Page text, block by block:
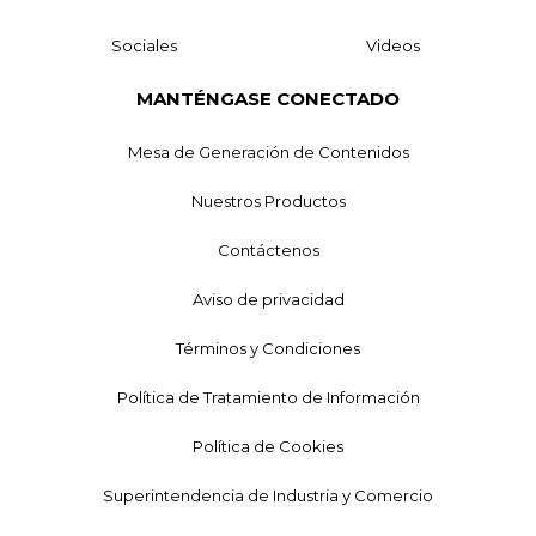
Sociales Videos
MANTÉNGASE CONECTADO
Mesa de Generación de Contenidos
Nuestros Productos
Contáctenos
Aviso de privacidad
Términos y Condiciones
Política de Tratamiento de Información
Política de Cookies
Superintendencia de Industria y Comercio